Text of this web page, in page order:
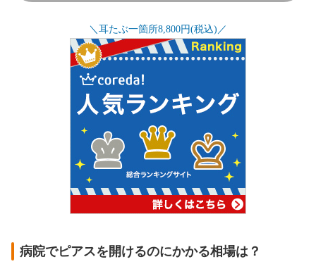
＼耳たぶ一箇所8,800円(税込)／
病院でピアスを開けるのにかかる相場は？